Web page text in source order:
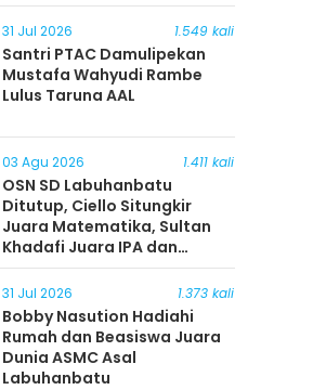
31 Jul 2026 1.549 kali
Santri PTAC Damulipekan
Mustafa Wahyudi Rambe
Lulus Taruna AAL
03 Agu 2026 1.411 kali
OSN SD Labuhanbatu
Ditutup, Ciello Situngkir
Juara Matematika, Sultan
Khadafi Juara IPA dan
Timothy Rangkuti Juara IPS
31 Jul 2026 1.373 kali
Bobby Nasution Hadiahi
Rumah dan Beasiswa Juara
Dunia ASMC Asal
Labuhanbatu